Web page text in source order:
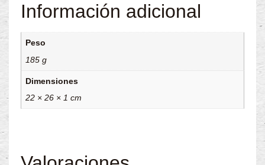
Información adicional
Peso
185 g
Dimensiones
22 × 26 × 1 cm